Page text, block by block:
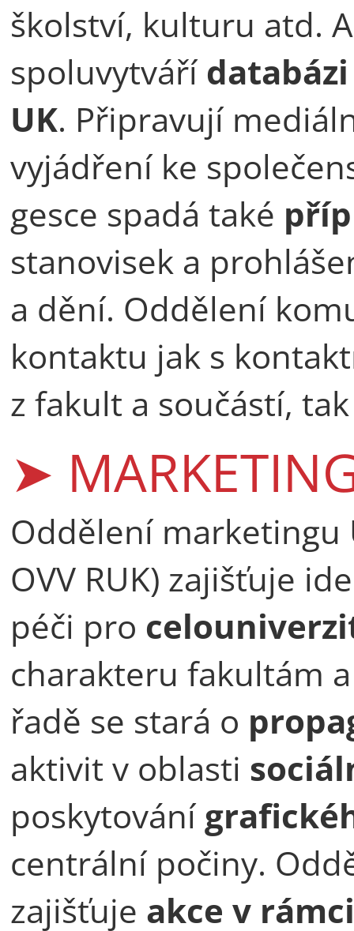
školství, kulturu atd.
spoluvytváří
UK. Připravují
vyjádření ke
gesce spadá také
stanovisek a
a dění. Oddělení
kontaktu jak s
z fakult a součástí,
➤
Oddělení marketingu
OVV RUK) zajišťuje
péči pro
charakteru fakultám
řadě se stará o
aktivit v oblasti
poskytování
centrální počiny.
zajišťuje akce v